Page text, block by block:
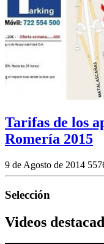
Tarifas de los
Romería 2015
9 de Agosto de 2014
Selección
Videos